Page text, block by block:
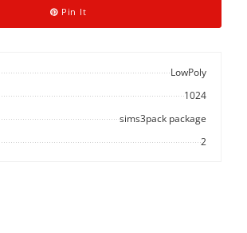
Pin It
LowPoly
1024
sims3pack package
2